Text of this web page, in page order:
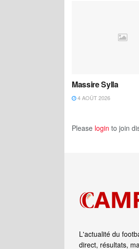
Massire Sylla
4 AOÛT 2026
Please login to join
L'actualité du
direct, résultats,